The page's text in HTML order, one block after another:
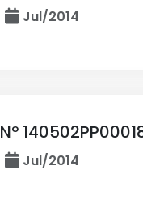
Jul/2014
Nº
Jul/2014